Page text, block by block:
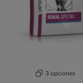
3 opciones